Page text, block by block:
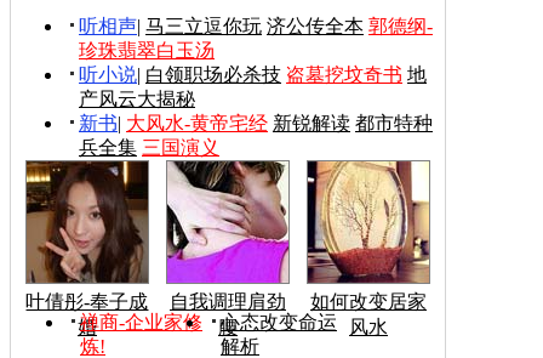
听相声| 马三立逗你玩 济公传全本 郭德纲-
珍珠翡翠白玉汤
听小说| 白领职场必杀技 盗墓挖坟奇书 地
产风云大揭秘
新书| 大风水-黄帝宅经 新锐解读 都市特种
兵全集 三国演义
叶倩彤-奉子成
婚
自我调理肩劲
腰
如何改变居家
风水
禅商-企业家修
炼!
心态改变命运
解析